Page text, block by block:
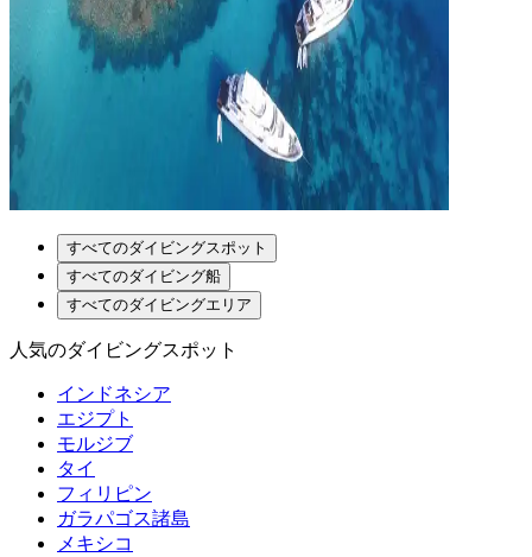
すべてのダイビングスポット
すべてのダイビング船
すべてのダイビングエリア
人気のダイビングスポット
インドネシア
エジプト
モルジブ
タイ
フィリピン
ガラパゴス諸島
メキシコ